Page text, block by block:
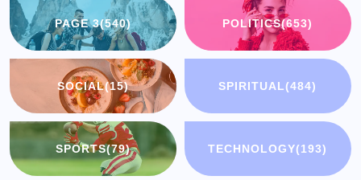
PAGE 3(540) POLITICS(653)
SOCIAL(15) SPIRITUAL(484)
SPORTS(79) TECHNOLOGY(193)